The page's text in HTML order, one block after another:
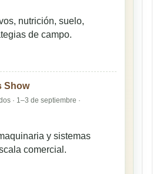
nutrición, suelo,
de campo.
Show
· 1–3 de septiembre ·
y sistemas
comercial.